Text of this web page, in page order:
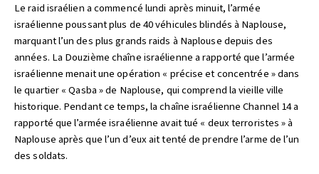
Le raid israélien a commencé lundi après minuit, l’armée
israélienne poussant plus de 40 véhicules blindés à Naplouse,
marquant l’un des plus grands raids à Naplouse depuis des
années. La Douzième chaîne israélienne a rapporté que l’armée
israélienne menait une opération « précise et concentrée » dans
le quartier « Qasba » de Naplouse, qui comprend la vieille ville
historique. Pendant ce temps, la chaîne israélienne Channel 14 a
rapporté que l’armée israélienne avait tué « deux terroristes » à
Naplouse après que l’un d’eux ait tenté de prendre l’arme de l’un
des soldats.